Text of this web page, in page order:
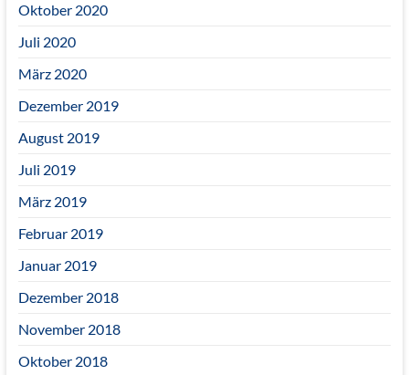
Oktober 2020
Juli 2020
März 2020
Dezember 2019
August 2019
Juli 2019
März 2019
Februar 2019
Januar 2019
Dezember 2018
November 2018
Oktober 2018